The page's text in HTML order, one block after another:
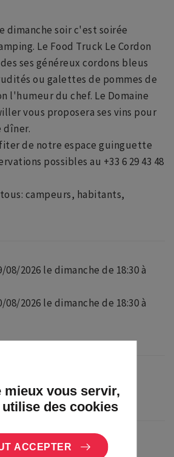
dimanche soir c'est soirée
Le Food Truck Le Cordon
ses généreux cordons bleus
ou galettes de pommes de
l'humeur du chef. Le Domaine
vous proposera ses vins pour
dîner.
de notre espace guinguette
possibles au +33 6 29 43 48
campeurs, habitants,
08/2026 le dimanche de 18:30 à
08/2026 le dimanche de 18:30 à
de départ
mieux vous servir,
des cookies
ACCEPTER